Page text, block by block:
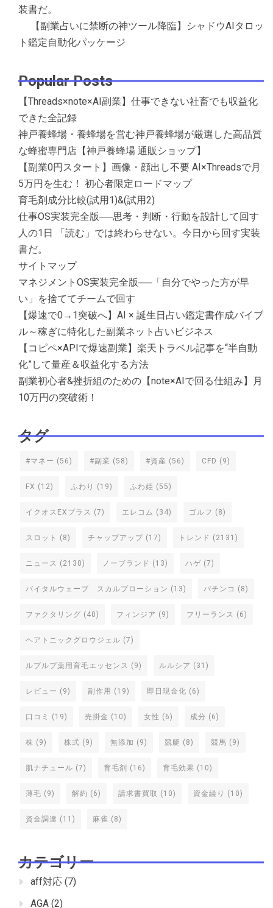
装書だ。
【副業占いに禁断の神ツール降臨】シャドウAIタロッ
ト鑑定自動化パッケージ
Popular Posts
【Threads×note×AI副業】仕事できない社畜でも収益化
できた全記録
神戸養蜂場・養蜂場を営む神戸養蜂場が厳選した高品質
な蜂蜜専門店【神戸養蜂場 通販ショップ】
【副業0円スタート】画像・顔出し不要 AI×Threadsで月
5万円を生む！ 初心者限定ロードマップ
育毛剤成分比較(試用1)&(試用2)
仕事OS実装完全版──思考・判断・行動を設計して回す
人の1日 「読む」では終わらせない。今日から回す実装
書だ。
サイトマップ
マネジメントOS実装完全版──「自分でやった方が早
い」を捨ててチームで回す
【爆速で0→1突破へ】AI × 誕生日占い鑑定書作成バイブ
ル～稼ぎに特化した副業ネット占いビジネス
【コピペ×APIで爆速副業】楽天トラベル記事を“半自動
化”して量産＆収益化する方法
副業初心者&挫折組のための【note×AIで回る仕組み】月
10万円の突破術！
タグ
#マネー (56) #副業 (58) #資産 (56) CFD (9)
FX (12) ふわり (19) ふわ姫 (55)
イクオスEXプラス (7) エレコム (34) ゴルフ (8)
スロット (8) チャップアップ (17) トレンド (2131)
ニュース (2130) ノーブランド (13) ハゲ (7)
バイタルウェーブ スカルプローション (13) パチンコ (8)
ファクタリング (40) フィンジア (9) フリーランス (6)
ヘアトニックグロウジェル (7)
ルプルプ薬用育毛エッセンス (9) ルルシア (31)
レビュー (9) 副作用 (19) 即日現金化 (6)
口コミ (19) 売掛金 (10) 女性 (6) 成分 (6)
株 (9) 株式 (9) 無添加 (9) 競艇 (8) 競馬 (9)
肌ナチュール (7) 育毛剤 (16) 育毛効果 (10)
薄毛 (9) 解約 (6) 請求書買取 (10) 資金繰り (10)
資金調達 (11) 麻雀 (8)
カテゴリー
aff対応 (7)
AGA (2)